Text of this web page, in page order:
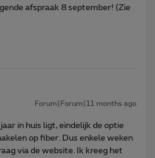
afspraak 8 september! (Zie
Forum|Forum|11 months ago
in huis ligt, eindelijk de optie
op fiber. Dus enkele weken
via de website. Ik kreeg het